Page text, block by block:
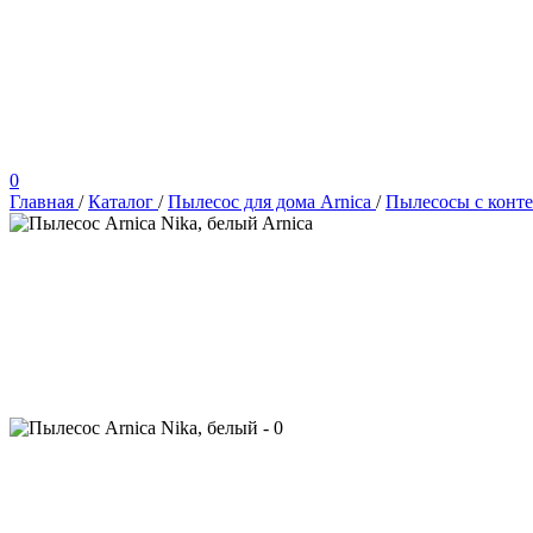
0
Главная / Каталог / Пылесос для дома Arnica / Пылесосы с
Arnica